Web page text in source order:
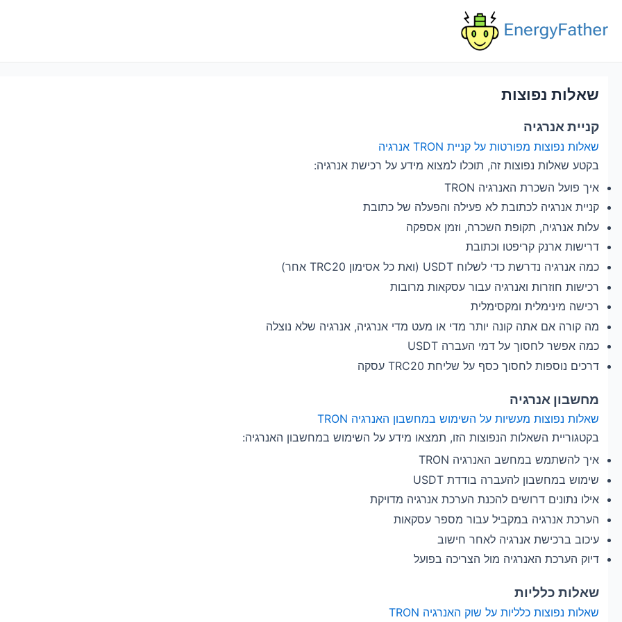
content
שאלות נפוצות
קניית אנרגיה
שאלות נפוצות מפורטות על קניית TRON אנרגיה
בקטע שאלות נפוצות זה, תוכלו למצוא מידע על רכישת אנרגיה:
איך פועל השכרת האנרגיה TRON
קניית אנרגיה לכתובת לא פעילה והפעלה של כתובת
עלות אנרגיה, תקופת השכרה, וזמן אספקה
דרישות ארנק קריפטו וכתובת
כמה אנרגיה נדרשת כדי לשלוח USDT (ואת כל אסימון TRC20 אחר)
רכישות חוזרות ואנרגיה עבור עסקאות מרובות
רכישה מינימלית ומקסימלית
מה קורה אם אתה קונה יותר מדי או מעט מדי אנרגיה, אנרגיה שלא נוצלה
כמה אפשר לחסוך על דמי העברה USDT
דרכים נוספות לחסוך כסף על שליחת TRC20 עסקה
מחשבון אנרגיה
שאלות נפוצות מעשיות על השימוש במחשבון האנרגיה TRON
בקטגוריית השאלות הנפוצות הזו, תמצאו מידע על השימוש במחשבון האנרגיה:
איך להשתמש במחשב האנרגיה TRON
שימוש במחשבון להעברה בודדת USDT
אילו נתונים דרושים להכנת הערכת אנרגיה מדויקת
הערכת אנרגיה במקביל עבור מספר עסקאות
עיכוב ברכישת אנרגיה לאחר חישוב
דיוק הערכת האנרגיה מול הצריכה בפועל
שאלות כלליות
שאלות נפוצות כלליות על שוק האנרגיה TRON